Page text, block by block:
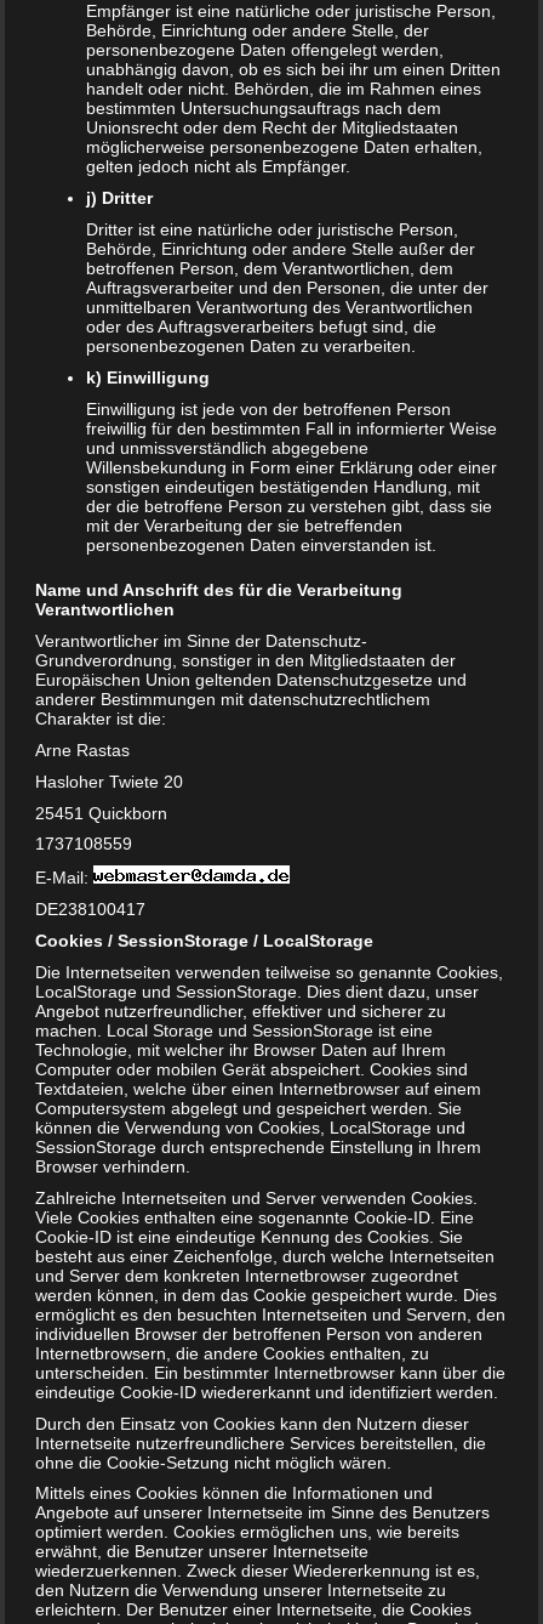
Eine echte Hilfe bei der Verarbeitung und dem Verstehen
der Trennung aus Sicht des Kindes kann ein
Trennungsbuch für Kinder sein. Dies gilt insbesondere
für Kinder im Kleinkindalter. Aber auch Kinder im
Grundschulalter werden von einem Trennungsbuch für
Kinder profitieren. Im Folgenden werden interessante
Trennungsbücher für Kinder vorgestellt und bewertet.
Die Sehnsucht des kleinen Orange von
Judith Zacharias-Hellwig
Die Geschichte handelt vom kleinen Orange. Das kleine
Orange lebt mit seinen Eltern, Mama Rot und Papa Gelb,
ganz zufrieden zusammen. Bis ihm eines Tages mitgeteilt
wird, dass Papa bald ausziehen und in einer eigenen
Wohnung leben wird. Nach dem Auszug wird Orange sehr
traurig und er vermisst Papa so sehr, dass er sich rot
verfärbt. Mama Rot nimmt sich der Sache an und redet mit
Orange. Am ersten Besuchswochende ist Orange bei Papa
Gelb, doch auch dort wird er traurig. Er vermisst Mama
Rot. Was tun?
Dieses Buch ist für Kinder von 3 bis 9 Jahren geeignet
und kostet 14,90 Euro als gebundenes Buch und 10,90 Euro
Ist dieses Buch als Trennungsbuch für Kinder
geeignet?
Die Aufmachung ist sehr niedlich. Die Thematik der
Trennung ist in diesem Trennungsbuch für Kinder sehr
kindgerecht aufbereitet und eignet sich insbesondere für
Kinder im Kleinkindalter ab 3 Jahre. Da das kleine Orange
geschlechtslos ist, dürften sich beide Geschlechter mit dem
Orange identifizieren. Die Geschichte spendet Trost und
hilft definitiv bei der Verarbeitung einer Trennung.
Allerdings gibt es hier eine störende Sache: Ganz dem
Klischee entsprechend zieht der Papa aus, und das Kind
bleibt mit der Mama im ursprünglichen Zuhause wohnen.
Dies entspricht heutzutage nicht mehr der Realität, gibt es
doch vermehrt alleinerziehende Väter und Eltern, die ein
Wechselmodell praktizieren. Da der Fokus aber auf den
Gefühlen des Kindes bezüglich der Trennung liegt, kann
dieses Trennungsbuch auch bei Familienkonstellationen
genutzt werden, die vom Klischee abweichen.
Jetzt kaufen
Empfänger ist eine natürliche oder juristische Person,
Behörde, Einrichtung oder andere Stelle, der
personenbezogene Daten offengelegt werden,
unabhängig davon, ob es sich bei ihr um einen Dritten
handelt oder nicht. Behörden, die im Rahmen eines
bestimmten Untersuchungsauftrags nach dem
Unionsrecht oder dem Recht der Mitgliedstaaten
möglicherweise personenbezogene Daten erhalten,
gelten jedoch nicht als Empfänger.
j) Dritter
Dritter ist eine natürliche oder juristische Person,
Behörde, Einrichtung oder andere Stelle außer der
betroffenen Person, dem Verantwortlichen, dem
Auftragsverarbeiter und den Personen, die unter der
unmittelbaren Verantwortung des Verantwortlichen
oder des Auftragsverarbeiters befugt sind, die
personenbezogenen Daten zu verarbeiten.
k) Einwilligung
Einwilligung ist jede von der betroffenen Person
freiwillig für den bestimmten Fall in informierter Weise
und unmissverständlich abgegebene
Willensbekundung in Form einer Erklärung oder einer
sonstigen eindeutigen bestätigenden Handlung, mit
der die betroffene Person zu verstehen gibt, dass sie
mit der Verarbeitung der sie betreffenden
personenbezogenen Daten einverstanden ist.
Name und Anschrift des für die Verarbeitung
Verantwortlichen
Verantwortlicher im Sinne der Datenschutz-
Grundverordnung, sonstiger in den Mitgliedstaaten der
Europäischen Union geltenden Datenschutzgesetze und
anderer Bestimmungen mit datenschutzrechtlichem
Charakter ist die:
Arne Rastas
Hasloher Twiete 20
25451 Quickborn
1737108559
E-Mail:
DE238100417
Cookies / SessionStorage / LocalStorage
Die Internetseiten verwenden teilweise so genannte Cookies,
LocalStorage und SessionStorage. Dies dient dazu, unser
Angebot nutzerfreundlicher, effektiver und sicherer zu
machen. Local Storage und SessionStorage ist eine
Technologie, mit welcher ihr Browser Daten auf Ihrem
Computer oder mobilen Gerät abspeichert. Cookies sind
Textdateien, welche über einen Internetbrowser auf einem
Computersystem abgelegt und gespeichert werden. Sie
können die Verwendung von Cookies, LocalStorage und
SessionStorage durch entsprechende Einstellung in Ihrem
Browser verhindern.
Zahlreiche Internetseiten und Server verwenden Cookies.
Viele Cookies enthalten eine sogenannte Cookie-ID. Eine
Cookie-ID ist eine eindeutige Kennung des Cookies. Sie
besteht aus einer Zeichenfolge, durch welche Internetseiten
und Server dem konkreten Internetbrowser zugeordnet
werden können, in dem das Cookie gespeichert wurde. Dies
ermöglicht es den besuchten Internetseiten und Servern, den
individuellen Browser der betroffenen Person von anderen
Internetbrowsern, die andere Cookies enthalten, zu
unterscheiden. Ein bestimmter Internetbrowser kann über die
eindeutige Cookie-ID wiedererkannt und identifiziert werden.
Durch den Einsatz von Cookies kann den Nutzern dieser
Internetseite nutzerfreundlichere Services bereitstellen, die
ohne die Cookie-Setzung nicht möglich wären.
Mittels eines Cookies können die Informationen und
Angebote auf unserer Internetseite im Sinne des Benutzers
optimiert werden. Cookies ermöglichen uns, wie bereits
erwähnt, die Benutzer unserer Internetseite
wiederzuerkennen. Zweck dieser Wiedererkennung ist es,
den Nutzern die Verwendung unserer Internetseite zu
erleichtern. Der Benutzer einer Internetseite, die Cookies